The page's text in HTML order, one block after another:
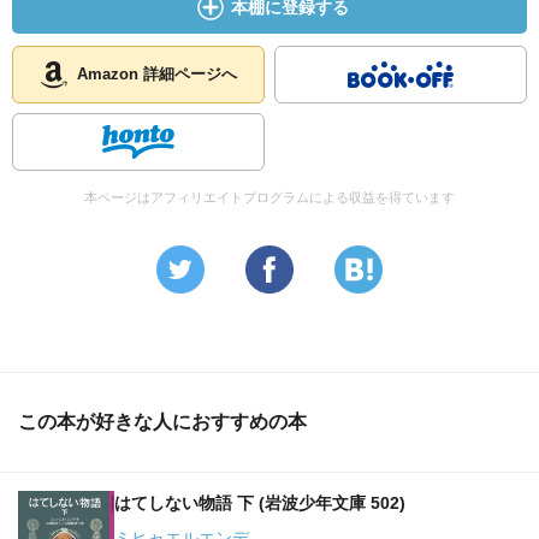
哲学・心理・宗教・スピリチュアル
などに通ずる真理が描かれている。
ファンタージエンの世界で架空のようだが
わたしたち人間の一人ひとりが
感ずるところのある物語だと思った。
主人公バスチアンは、太っていて青白い顔で
その不遇に苦しむある日、
どうしても読みたくなり盗んで
のめり込むように読む。
本棚に登録する
Amazon 詳細ページへ
本ページはアフィリエイトプログラムによる収益を得ています
この本が好きな人におすすめの本
はてしない物語 下 (岩波少年文庫 502)